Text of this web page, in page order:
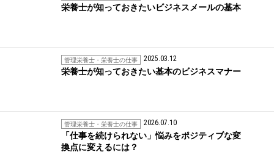
栄養士が知っておきたいビジネスメールの基本
管理栄養士・栄養士の仕事 2025.03.12
栄養士が知っておきたい基本のビジネスマナー
管理栄養士・栄養士の仕事 2026.07.10
「仕事を続けられない」悩みをポジティブな変
換点に変えるには？